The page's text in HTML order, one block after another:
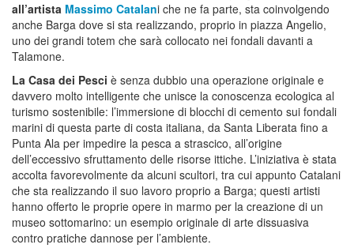
all’artista Massimo Catalani che ne fa parte, sta coinvolgendo
anche Barga dove si sta realizzando, proprio in piazza Angelio,
uno dei grandi totem che sarà collocato nei fondali davanti a
Talamone.
La Casa dei Pesci è senza dubbio una operazione originale e
davvero molto intelligente che unisce la conoscenza ecologica al
turismo sostenibile: l’immersione di blocchi di cemento sui fondali
marini di questa parte di costa italiana, da Santa Liberata fino a
Punta Ala per impedire la pesca a strascico, all’origine
dell’eccessivo sfruttamento delle risorse ittiche. L’iniziativa è stata
accolta favorevolmente da alcuni scultori, tra cui appunto Catalani
che sta realizzando il suo lavoro proprio a Barga; questi artisti
hanno offerto le proprie opere in marmo per la creazione di un
museo sottomarino: un esempio originale di arte dissuasiva
contro pratiche dannose per l’ambiente.